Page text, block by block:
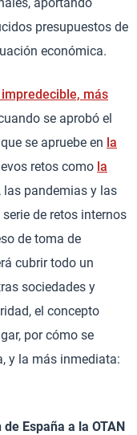
presupuestos de
económica.
más
se aprobó el
se apruebe en la
retos como la
las pandemias y las
de retos internos
de toma de
cubrir todo un
sociedades y
el concepto
por cómo se
y la más inmediata:
España a la OTAN